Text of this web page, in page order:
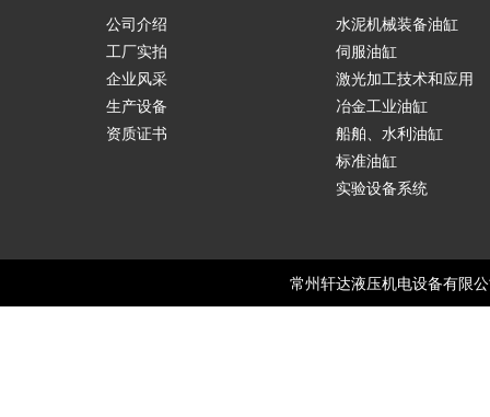
公司介绍
工厂实拍
企业风采
生产设备
资质证书
水泥机械装备油缸
伺服油缸
激光加工技术和应用
冶金工业油缸
船舶、水利油缸
标准油缸
实验设备系统
常州轩达液压机电设备